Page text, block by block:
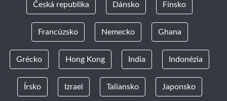
Česká republika Dánsko Fínsko
Francúzsko Nemecko Ghana
Grécko Hong Kong India Indonézia
Írsko Izrael Taliansko Japonsko